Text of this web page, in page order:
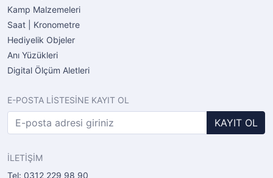
Kamp Malzemeleri
Saat | Kronometre
Hediyelik Objeler
Anı Yüzükleri
Digital Ölçüm Aletleri
E-POSTA LİSTESİNE KAYIT OL
KAYIT OL
İLETİŞİM
Tel: 0312 229 98 90